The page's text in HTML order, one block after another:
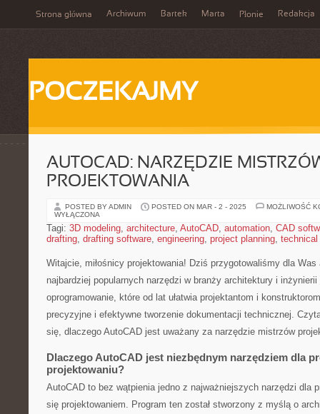
Strona główna Archiwum Bartek Marta Płonie Redakcja
POCZEKAJMY
AUTOCAD: NARZĘDZIE
PROJEKTOWANIA
POSTED BY ADMIN POSTED ON MAR - 2 - 2025
MOŻLIWOŚĆ
WYŁĄCZONA
Tagi: 3D modeling, architecture, AutoCAD, automation, CAD
drafting, drafting software, engineering, project planning, technical
Witajcie, miłośnicy projektowania! Dziś przygotowaliśmy dla Was
najbardziej popularnych narzędzi w branży architektury ⁢i inżynierii
oprogramowanie, które od lat ułatwia projektantom i
precyzyjne i efektywne ⁢tworzenie dokumentacji⁣ technicznej.⁣
się, dlaczego AutoCAD jest uważany za‌ narzędzie mistrzów
Dlaczego AutoCAD jest niezbędnym narzędziem dla
projektowaniu?
AutoCAD⁤ to⁤ bez‍ wątpienia jedno z‌ najważniejszych narzędzi dla
się projektowaniem. Program ten został stworzony z myślą o